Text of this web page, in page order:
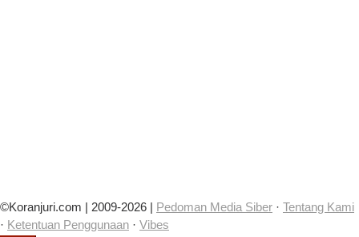
©Koranjuri.com | 2009-2026 | Pedoman Media Siber · Tentang Kami
· Ketentuan Penggunaan · Vibes